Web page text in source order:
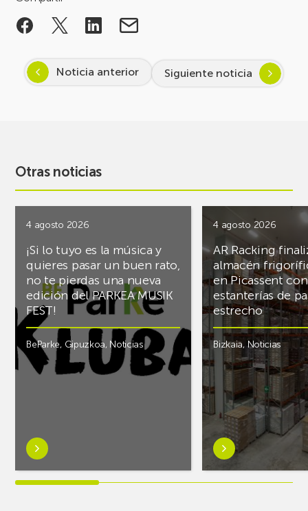
Noticia anterior Siguiente noticia
Otras noticias
4 agosto 2026
¡Si lo tuyo es la música y
quieres pasar un buen rato,
no te pierdas una nueva
edición del PARKEA MUSIK
FEST!
BeParke, Gipuzkoa, Noticias
Saber
más
sobre¡Si
4 agosto 2026
AR Racking
almacén
en Picassent con
estanterías de
estrecho
Bizkaia,Noticias
Saber
más